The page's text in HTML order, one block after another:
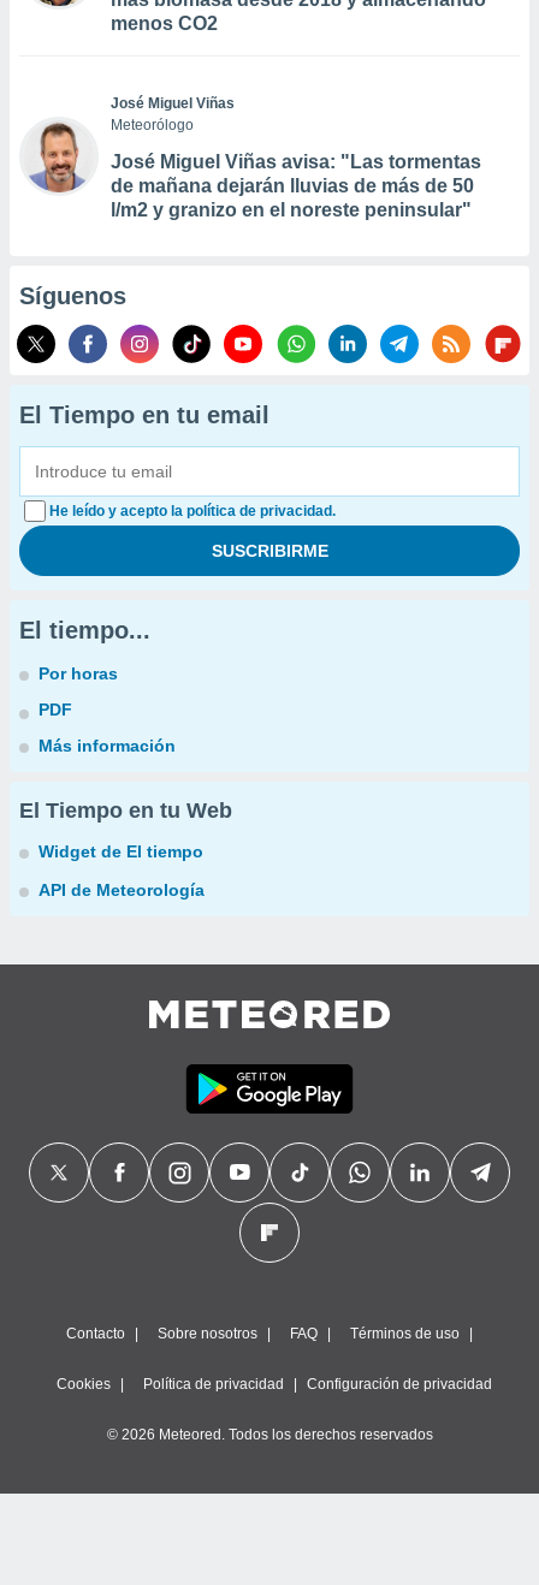
menos CO2
José Miguel Viñas
Meteorólogo
José Miguel Viñas avisa: "Las tormentas
de mañana dejarán lluvias de más de 50
l/m2 y granizo en el noreste peninsular"
Síguenos
El Tiempo en tu email
He leído y acepto la política de privacidad.
El tiempo...
Por horas
PDF
Más información
El Tiempo en tu Web
Widget de El tiempo
API de Meteorología
Contacto Sobre nosotros FAQ Términos de uso
Cookies Política de privacidad Configuración de privacidad
© 2026 Meteored. Todos los derechos reservados